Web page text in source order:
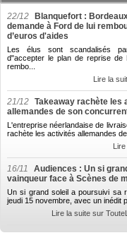
22/12
Blanquefort :
demande à Ford de lui
d’euros d'aides
Les élus sont scandalisés
d"accepter le plan de reprise de
rembo...
Lire la
21/12 Takeaway rachète les
allemandes de son
L'entreprise néerlandaise de
rachète les activités allemandes
16/11
Audiences : Un si
vainqueur face à Scènes de
Un si grand soleil a poursuivi sa
jeudi 15 novembre, avec un inédit
Lire la suite sur